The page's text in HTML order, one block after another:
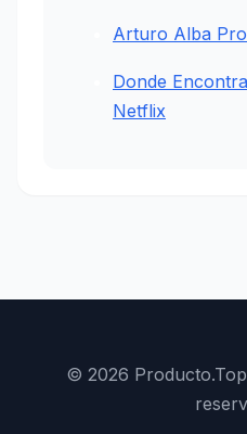
Arturo Alba
Donde
Netflix
© 2026